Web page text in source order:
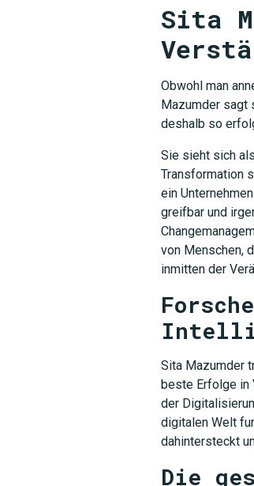
Sita
Obwohl man
Mazumder sagt
deshalb so
Sie sieht sich
Transformation
ein
greifbar und
von Menschen,
inmitten der
Sita Mazumder
beste Erfolge in
der
digitalen Welt
dahintersteckt
Die